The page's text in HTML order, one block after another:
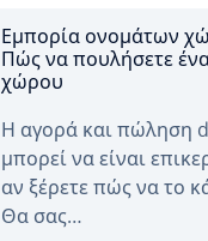
Εμπορία ονομάτων
Πώς να πουλήσετε
χώρου
Η αγορά και πώληση
μπορεί να είναι
αν ξέρετε πώς να το
Θα σας…